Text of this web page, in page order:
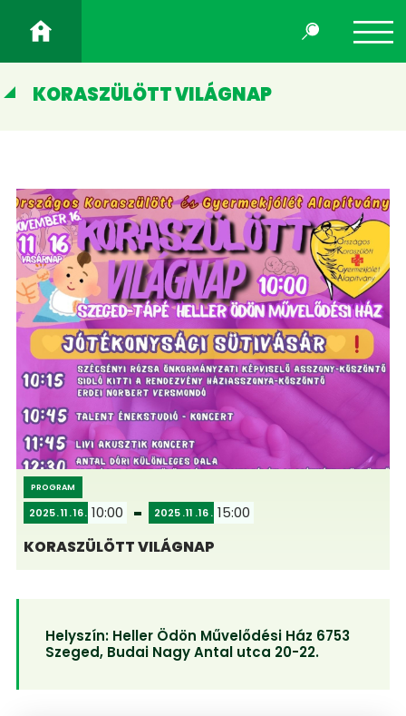
KORASZÜLÖTT VILÁGNAP
PROGRAM
2025 11 16 10:00 2025 11 16 15:00
KORASZÜLÖTT VILÁGNAP
Helyszín: Heller Ödön Művelődési Ház 6753
Szeged, Budai Nagy Antal utca 20-22.